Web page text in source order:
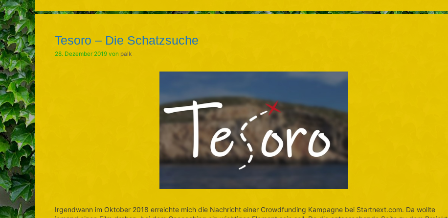
Tesoro – Die Schatzsuche
28. Dezember 2019 von palk
Irgendwann im Oktober 2018 erreichte mich die Nachricht einer Crowdfunding Kampagne bei Startnext.com. Da wollte